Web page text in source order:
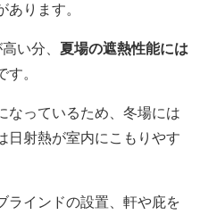
ります。
い分、 夏場の遮熱性能には
す。
なっているため、冬場には
日射熱が室内にこもりやす
ラインドの設置、軒や庇を